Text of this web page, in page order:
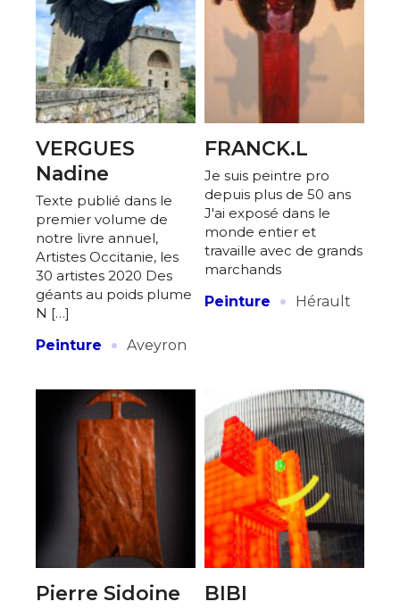
VERGUES
Nadine
Texte publié dans le
premier volume de
notre livre annuel,
Artistes Occitanie, les
30 artistes 2020 Des
géants au poids plume
N […]
Peinture
· Aveyron
FRANCK.L
Je suis peintre pro
depuis plus de 50 ans
J'ai exposé dans le
monde entier et
travaille avec de grands
marchands
Peinture
· Hérault
Pierre Sidoine BIBI